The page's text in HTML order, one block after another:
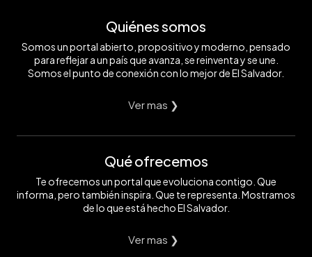
Quiénes somos
Somos un portal abierto, propositivo y moderno, pensado
para reflejar a un país que avanza, se reinventa y se une.
Somos el punto de conexión con lo mejor de El Salvador.
Ver mas ❯
Qué ofrecemos
Te ofrecemos un portal que evoluciona contigo. Que
informa, pero también inspira. Que te representa. Mostramos
de lo que está hecho El Salvador.
Ver mas ❯